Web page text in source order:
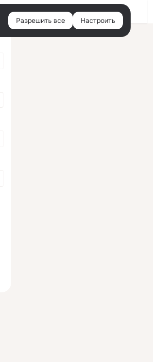
Войти
Разрешить все Настроить